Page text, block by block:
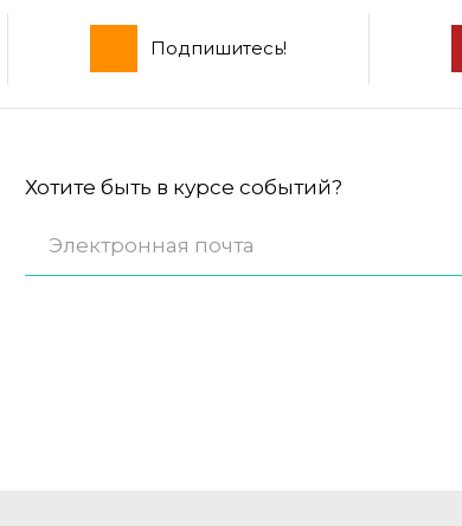
Подпишитесь!
Хотите быть в курсе событий?